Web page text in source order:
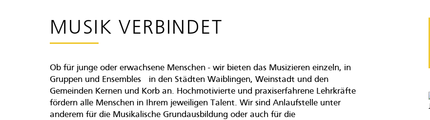
MUSIK VERBINDET
Ob für junge oder erwachsene Menschen - wir bieten das Musizieren einzeln, in
Gruppen und Ensembles in den Städten Waiblingen, Weinstadt und den
Gemeinden Kernen und Korb an. Hochmotivierte und praxiserfahrene Lehrkräfte
fördern alle Menschen in Ihrem jeweiligen Talent. Wir sind Anlaufstelle unter
anderem für die Musikalische Grundausbildung oder auch für die